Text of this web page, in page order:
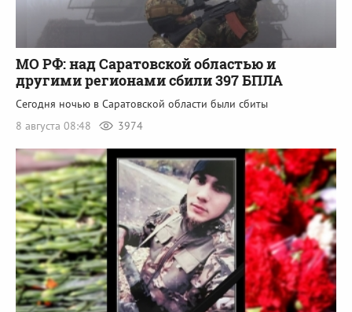
МО РФ: над Саратовской областью и
другими регионами сбили 397 БПЛА
Сегодня ночью в Саратовской области были сбиты
8 августа 08:48
3974